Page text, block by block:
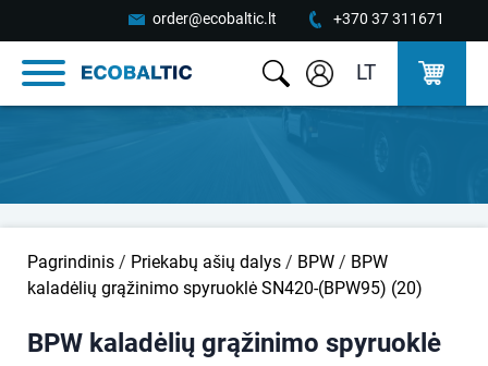
order@ecobaltic.lt +370 37 311671
LT
Pagrindinis / Priekabų ašių dalys / BPW / BPW
kaladėlių grąžinimo spyruoklė SN420-(BPW95) (20)
BPW kaladėlių grąžinimo spyruoklė